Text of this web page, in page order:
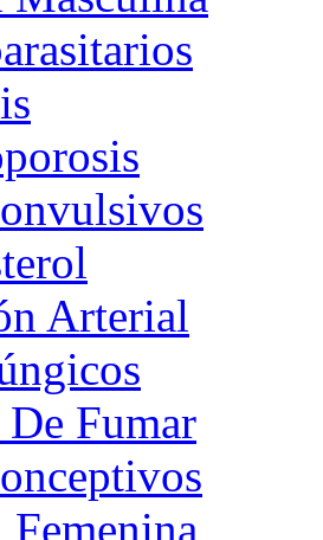
Arterial
Fumar
Femenina